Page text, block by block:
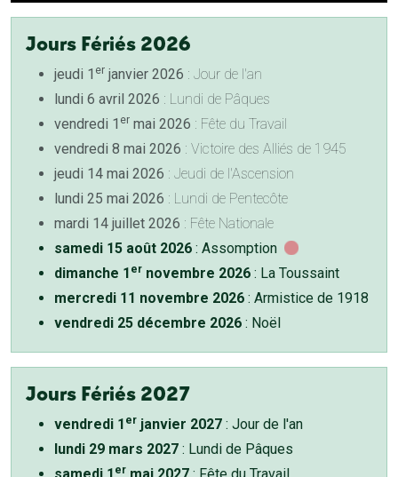
Jours Fériés 2026
jeudi 1 er janvier 2026 : Jour de l'an
lundi 6 avril 2026 : Lundi de Pâques
vendredi 1 er mai 2026 : Fête du Travail
vendredi 8 mai 2026 : Victoire des Alliés de 1945
jeudi 14 mai 2026 : Jeudi de l'Ascension
lundi 25 mai 2026 : Lundi de Pentecôte
mardi 14 juillet 2026 : Fête Nationale
samedi 15 août 2026 : Assomption
dimanche 1 er novembre 2026 : La Toussaint
mercredi 11 novembre 2026 : Armistice de 1918
vendredi 25 décembre 2026 : Noël
Jours Fériés 2027
vendredi 1 er janvier 2027 : Jour de l'an
lundi 29 mars 2027 : Lundi de Pâques
samedi 1 er mai 2027 : Fête du Travail